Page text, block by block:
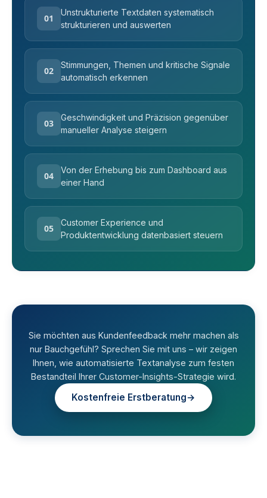
01
Unstrukturierte Textdaten systematisch
strukturieren und auswerten
02
Stimmungen, Themen und kritische Signale
automatisch erkennen
03
Geschwindigkeit und Präzision gegenüber
manueller Analyse steigern
04
Von der Erhebung bis zum Dashboard aus
einer Hand
05
Customer Experience und
Produktentwicklung datenbasiert steuern
Sie möchten aus Kundenfeedback mehr machen als
nur Bauchgefühl? Sprechen Sie mit uns – wir zeigen
Ihnen, wie automatisierte Textanalyse zum festen
Bestandteil Ihrer Customer-Insights-Strategie wird.
Kostenfreie Erstberatung→